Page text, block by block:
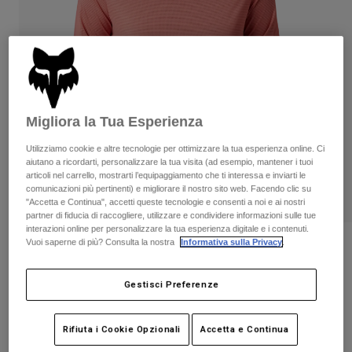
Pantaloni
Pantaloncini
Guanti
Protezioni
Maschere
Accessori
Parti di ricambio
Pantaloni
Guanti
Giacche
Maschere
Calze
Borse e accessori
Parti di ricambio
Vedi tutto
Donna
T-shirt
Felpe
Giacche
Pantaloni & Pantaloncini
Camicie
Vedi tutto
Bambini
Calze
Vedi tutto
Moto
Caschi
Maglie​
Pantaloni
Maschere
Maglia Maniche Corte Flexair Ascent
Donna
Prodotto n.31103
Price reduced from
€ 59.99to€ 30.00 50% OFF
Migliora la Tua Esperienza
Utilizziamo cookie e altre tecnologie per ottimizzare la tua esperienza online. Ci
aiutano a ricordarti, personalizzare la tua visita (ad esempio, mantener i tuoi
articoli nel carrello, mostrarti l’equipaggiamento che ti interessa e inviarti le
comunicazioni più pertinenti) e migliorare il nostro sito web. Facendo clic su
"Accetta e Continua", accetti queste tecnologie e consenti a noi e ai nostri
partner di fiducia di raccogliere, utilizzare e condividere informazioni sulle tue
interazioni online per personalizzare la tua esperienza digitale e i contenuti.
Vuoi saperne di più? Consulta la nostra
Informativa sulla Privacy
Gestisci Preferenze
Rifiuta i Cookie Opzionali Accetta e Continua